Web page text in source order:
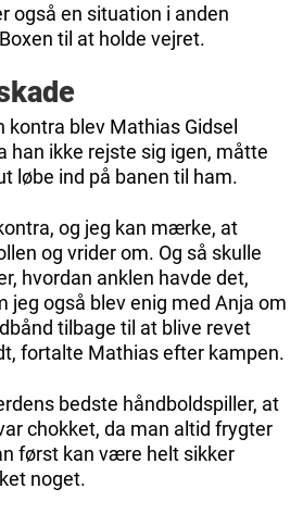
også en situation i anden
til at holde vejret.
kontra blev Mathias Gidsel
han ikke rejste sig igen, måtte
løbe ind på banen til ham.
og jeg kan mærke, at
og vrider om. Og så skulle
hvordan anklen havde det,
jeg også blev enig med Anja om
tilbage til at blive revet
fortalte Mathias efter kampen.
bedste håndboldspiller, at
chokket, da man altid frygter
først kan være helt sikker
noget.